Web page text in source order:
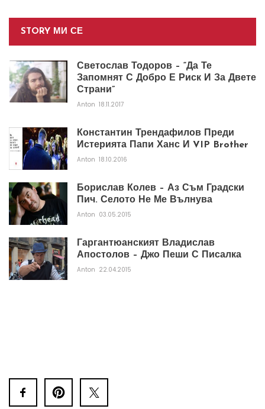
STORY МИ СЕ
Светослав Тодоров – “Да Те
Запомнят С Добро Е Риск И За Двете
Страни”
Anton 18.11.2017
Константин Трендафилов Преди
Истерията Папи Ханс И VIP Brother
Anton 18.10.2016
Борислав Колев – Аз Съм Градски
Пич. Селото Не Ме Вълнува
Anton 03.05.2015
Гаргантюанският Владислав
Апостолов – Джо Пеши С Писалка
Anton 22.04.2015